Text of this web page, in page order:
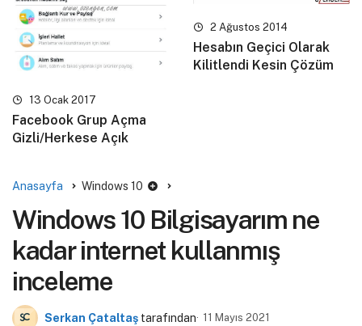
13 Ocak 2017
Facebook Grup Açma
Gizli/Herkese Açık
2 Ağustos 2014
Hesabın Geçici Olarak
Kilitlendi Kesin Çözüm
Anasayfa Windows 10
Windows 10 Bilgisayarım ne
kadar internet kullanmış
inceleme
Serkan Çataltaş tarafından
11 Mayıs 2021